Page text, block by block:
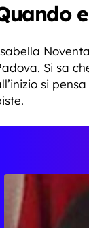
Si sa
si